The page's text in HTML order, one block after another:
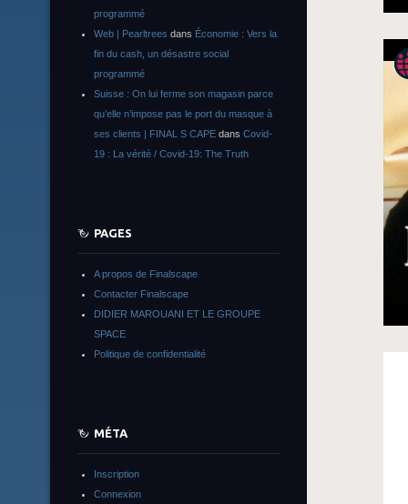
programmé
Web | Pearltrees dans Économie : Vers la
fin du cash, un désastre social
programmé
Suisse : On lui ferme son magasin parce
qu’elle n’impose pas le port du masque à
ses clients | FINAL S CAPE dans Covid-
19 : La vérité / Covid-19: The Truth
PAGES
A propos de Finalscape
Contacter Finalscape
DIDIER MAROUANI ET LE GROUPE
SPACE
Politique de confidentialité
MÉTA
Inscription
Connexion